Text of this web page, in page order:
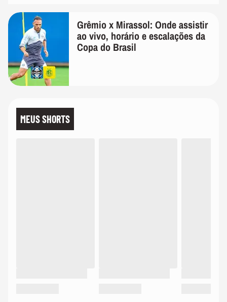
Grêmio x Mirassol: Onde assistir
ao vivo, horário e escalações da
Copa do Brasil
MEUS SHORTS